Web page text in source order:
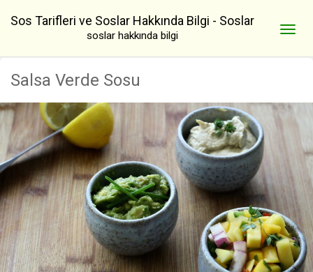
Sos Tarifleri ve Soslar Hakkında Bilgi - Soslar
soslar hakkında bilgi
Salsa Verde Sosu